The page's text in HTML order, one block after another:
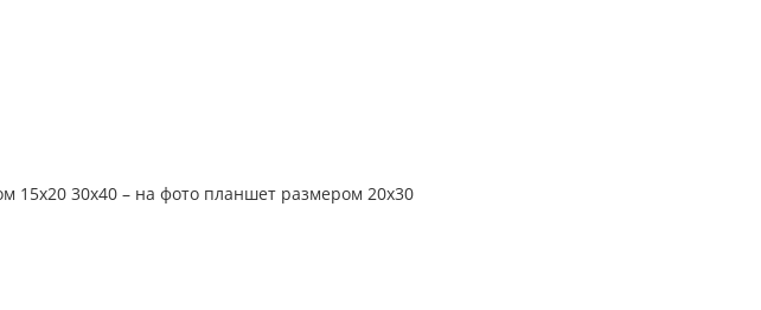
15х20 30х40 – на фото планшет размером 20х30